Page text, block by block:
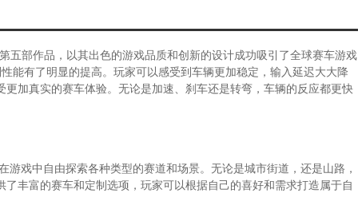
五部作品，以其出色的游戏品质和创新的设计成功吸引了全球赛车游戏
能有了明显的提高。玩家可以感受到车辆更加稳定，输入延迟大大降
加真实的赛车体验。无论是加速、刹车还是转弯，车辆的反应都更快
戏中自由探索各种类型的赛道和场景。无论是城市街道，还是山路，
丰富的赛车和定制选项，玩家可以根据自己的喜好和需求打造属于自